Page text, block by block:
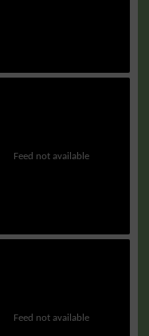
Feed not available
Feed not available